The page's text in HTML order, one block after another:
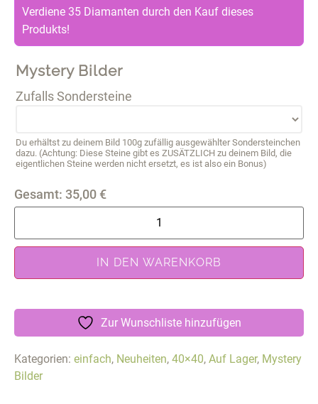
Verdiene 35 Diamanten durch den Kauf dieses
Produkts!
Mystery Bilder
Zufalls Sondersteine
Du erhältst zu deinem Bild 100g zufällig ausgewählter Sondersteinchen
dazu. (Achtung: Diese Steine gibt es ZUSÄTZLICH zu deinem Bild, die
eigentlichen Steine werden nicht ersetzt, es ist also ein Bonus)
Gesamt: 35,00 €
IN DEN WARENKORB
Zur Wunschliste hinzufügen
Kategorien: einfach, Neuheiten, 40×40, Auf Lager, Mystery
Bilder